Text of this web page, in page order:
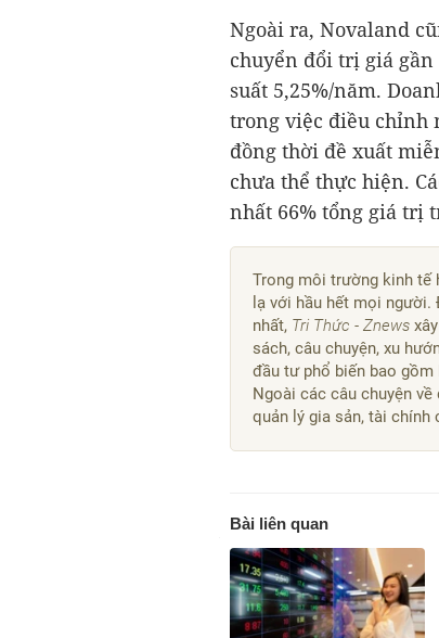
Ngoài ra, Novaland
chuyển đổi trị giá gần
suất 5,25%/năm.
trong việc điều chỉnh
đồng thời đề xuất
chưa thể thực hiện.
nhất 66% tổng giá trị
Trong môi trường kinh tế
lạ với hầu hết mọi
nhất, Tri Thức - Znews
sách, câu chuyện, xu
đầu tư phổ biến bao gồm
Ngoài các câu chuyện
quản lý gia sản, tài chính
Bài liên quan